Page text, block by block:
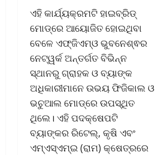
ଏହି କାର୍ଯ୍ୟକ୍ରମଟି ହାଇବ୍ରିଡ୍
ମୋଡ୍‌ରେ ଆୟୋଜିତ ହୋଇଥିବା
ବେଳେ ଏଫ୍ଜିଏମ୍‌ଓ ଭୁବନେଶ୍ଵର
ନେଟ୍‌ୱର୍କ ଅନ୍ତର୍ଗତ ବିଭିନ୍ନ
ସ୍ଥାନରୁ ଗ୍ରାହକ ଓ ବ୍ୟାଙ୍କ
ଅଧିକାରୀମାନେ ଉଭୟ ଫିଜିକାଲ ଓ
ଭଚୁଆଲ ମୋଡ୍‌ରେ ଉପସ୍ଥିତ
ଥିଲେ। ଏହି ପଦକ୍ଷେପଟି
ବ୍ୟାଙ୍କର ରିଟେଲ୍‌, କୃଷି ଏବଂ
ଏମ୍ଏସ୍ଏମ୍‌ଇ (ରାମ) କ୍ଷେତ୍ରରେ